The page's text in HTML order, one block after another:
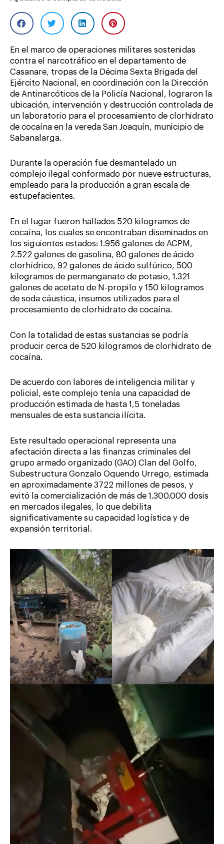
En el marco de operaciones militares sostenidas
contra el narcotráfico en el departamento de
Casanare, tropas de la Décima Sexta Brigada del
Ejército Nacional, en coordinación con la Dirección
de Antinarcóticos de la Policía Nacional, lograron la
ubicación, intervención y destrucción controlada de
un laboratorio para el procesamiento de clorhidrato
de cocaína en la vereda San Joaquín, municipio de
Sabanalarga.
Durante la operación fue desmantelado un
complejo ilegal conformado por nueve estructuras,
empleado para la producción a gran escala de
estupefacientes.
En el lugar fueron hallados 520 kilogramos de
cocaína, los cuales se encontraban diseminados en
los siguientes estados: 1.956 galones de ACPM,
2.522 galones de gasolina, 80 galones de ácido
clorhídrico, 92 galones de ácido sulfúrico, 500
kilogramos de permanganato de potasio, 1.321
galones de acetato de N-propilo y 150 kilogramos
de soda cáustica, insumos utilizados para el
procesamiento de clorhidrato de cocaína.
Con la totalidad de estas sustancias se podría
producir cerca de 520 kilogramos de clorhidrato de
cocaína.
De acuerdo con labores de inteligencia militar y
policial, este complejo tenía una capacidad de
producción estimada de hasta 1,5 toneladas
mensuales de esta sustancia ilícita.
Este resultado operacional representa una
afectación directa a las finanzas criminales del
grupo armado organizado (GAO) Clan del Golfo,
Subestructura Gonzalo Oquendo Urrego, estimada
en aproximadamente 3722 millones de pesos, y
evitó la comercialización de más de 1.300.000 dosis
en mercados ilegales, lo que debilita
significativamente su capacidad logística y de
expansión territorial.